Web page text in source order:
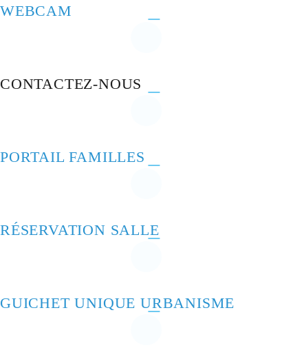
WEBCAM
CONTACTEZ-NOUS
PORTAIL FAMILLES
RÉSERVATION SALLE
GUICHET UNIQUE URBANISME